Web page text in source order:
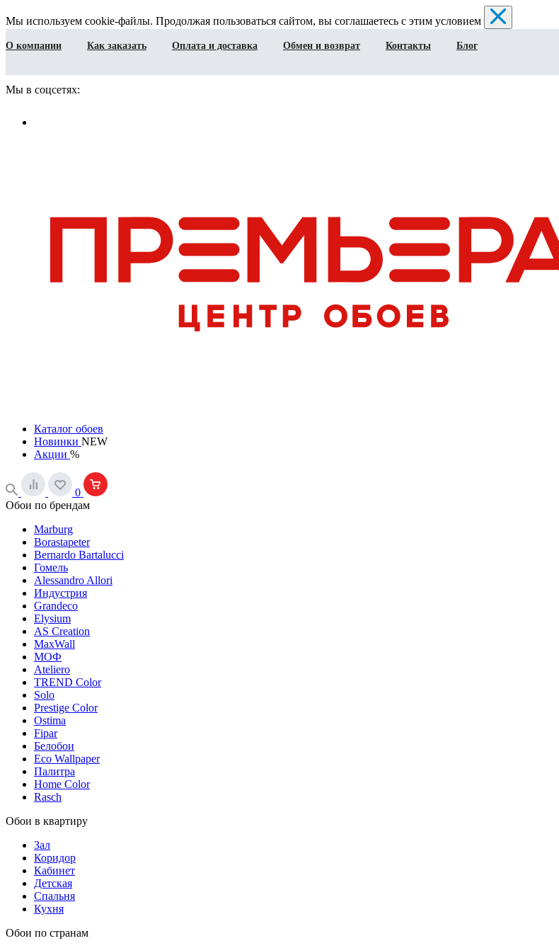
Мы используем cookie-файлы. Продолжая пользоваться сайтом, вы соглашаетесь с этим условием
О компании Как заказать Оплата и доставка Обмен и возврат Контакты
Блог
Мы в соцсетях:
Каталог обоев
Новинки NEW
Акции %
0
Обои по брендам
Marburg
Borastapeter
Bernardo Bartalucci
Гомель
Alessandro Allori
Индустрия
Grandeco
Elysium
AS Creation
MaxWall
МОФ
Ateliero
TREND Color
Solo
Prestige Color
Ostima
Fipar
Белобои
Eco Wallpaper
Палитра
Home Color
Rasch
Обои в квартиру
Зал
Коридор
Кабинет
Детская
Спальня
Кухня
Обои по странам